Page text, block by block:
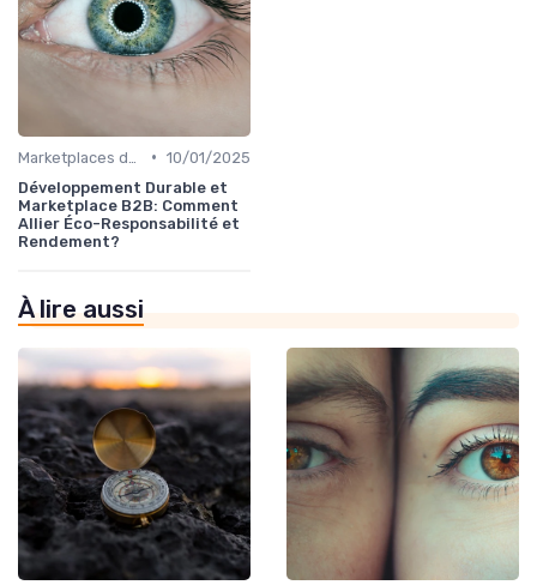
• 10/01/2025
Développement Durable et
Marketplace B2B: Comment
Allier Éco-Responsabilité et
Rendement?
À lire aussi